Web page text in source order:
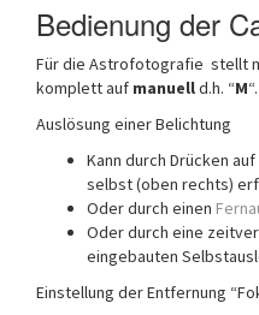
Bedienung der
Für die Astrofotografie stellt
komplett auf manuelld.h. “M“.
Auslösung einer Belichtung
Kann durch Drücken
selbst (oben rechts)
Oder durch einen
Oder durch eine
eingebauten
Einstellung der Entfernung